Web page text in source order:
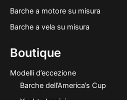
Barche a motore su misura
Barche a vela su misura
Boutique
Modelli d’eccezione
Barche dell’America’s Cup